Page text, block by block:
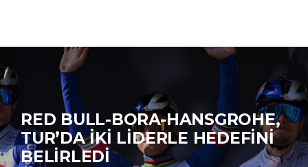
RED BULL-BORA-HANSGROHE,
TUR’DA İKI LIDERLE HEDEFINI
BELIRLEDI